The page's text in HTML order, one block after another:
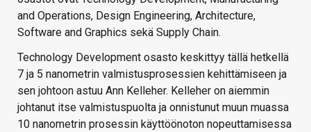
and Operations, Design Engineering, Architecture,
Software and Graphics sekä Supply Chain.
Technology Development osasto keskittyy tällä hetkellä
7 ja 5 nanometrin valmistusprosessien kehittämiseen ja
sen johtoon astuu Ann Kelleher. Kelleher on aiemmin
johtanut itse valmistuspuolta ja onnistunut muun muassa
10 nanometrin prosessin käyttöönoton nopeuttamisessa